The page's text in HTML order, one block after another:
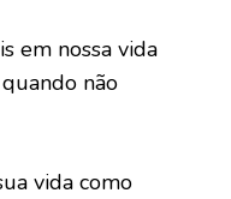
em nossa vida
não
vida como